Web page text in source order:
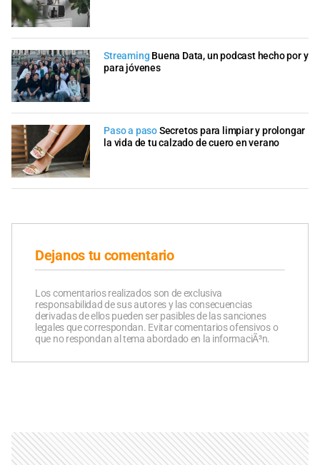
Streaming Buena Data, un podcast hecho por y
para jóvenes
Paso a pasoSecretos para limpiar y prolongar
la vida de tu calzado de cuero en verano
Dejanos tu comentario
Los comentarios realizados son de exclusiva
responsabilidad de sus autores y las consecuencias
derivadas de ellos pueden ser pasibles de las sanciones
legales que correspondan. Evitar comentarios ofensivos o
que no respondan al tema abordado en la informaciÃ³n.